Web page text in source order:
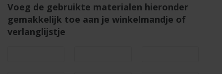
Voeg de gebruikte materialen hieronder
gemakkelijk toe aan je winkelmandje of
verlanglijstje